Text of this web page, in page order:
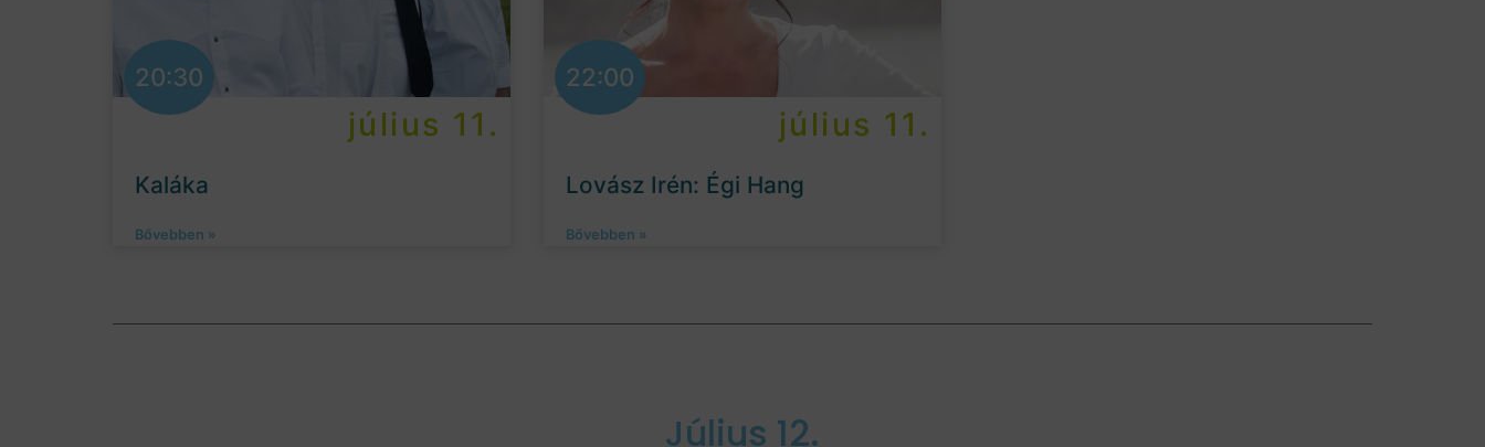
20:30
július 11.
Kaláka
Bővebben »
22:00
július 11.
Lovász Irén: Égi Hang
Bővebben »
Július 12.